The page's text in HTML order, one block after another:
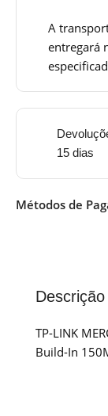
A
entregará
15 dias
Métodos de
Descrição
TP-LINK
Build-In